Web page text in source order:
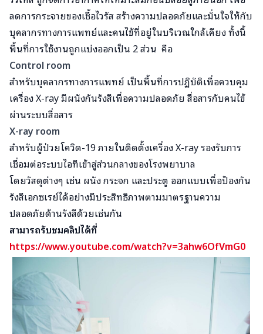
ลดการกระจายของเชื้อไวรัส สร้างความปลอดภัยและมั่นใจให้กับ
บุคลากรทางการแพทย์และคนไข้ที่อยู่ในบริเวณใกล้เคียง ทั้งนี้
พื้นที่การใช้งานถูกแบ่งออกเป็น 2 ส่วน คือ
Control room
สำหรับบุคลากรทางการแพทย์ เป็นพื้นที่การปฏิบัติเพื่อควบคุม
เครื่อง X-ray มีผนังกันรังสีเพื่อความปลอดภัย สื่อสารกับคนไข้
ผ่านระบบสื่อสาร
X-ray room
สำหรับผู้ป่วยโควิด-19 ภายในติดตั้งเครื่อง X-ray รองรับการ
เชื่อมต่อระบบไอทีเข้าสู่ส่วนกลางของโรงพยาบาล
โดยวัสดุต่างๆ เช่น ผนัง กระจก และประตู ออกแบบเพื่อป้องกัน
รังสีเอกซเรย์ได้อย่างมีประสิทธิภาพตามมาตรฐานความ
ปลอดภัยด้านรังสีด้วยเช่นกัน
สามารถรับชมคลิปได้ที่
https://www.youtube.com/watch?v=3ahw6OfVmG0